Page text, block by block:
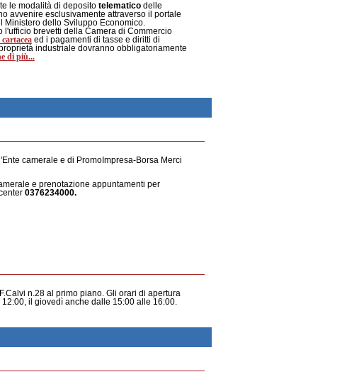
le modalità di deposito telematicodelle
avvenire esclusivamente attraverso il portale
Ministero dello Sviluppo Economico.
l'ufficio brevetti della Camera di Commercio
ed i pagamenti di tasse e diritti di
industriale dovranno obbligatoriamente
di più...
camerale e di PromoImpresa-Borsa Merci
e prenotazione appuntamenti per
0376234000.
n.28 al primo piano. Gli orari di apertura
il giovedì anche dalle 15:00 alle 16:00.